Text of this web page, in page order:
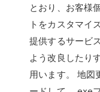
とおり、お客様
トをカスタマイ
提供するサービ
よう改良したり
用います。 地図